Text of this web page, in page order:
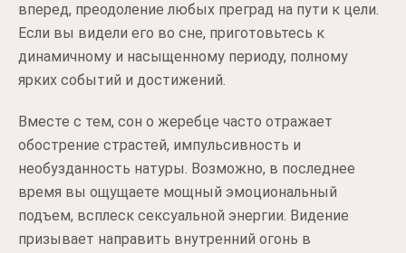
вперед, преодоление любых преград на пути к цели.
Если вы видели его во сне, приготовьтесь к
динамичному и насыщенному периоду, полному
ярких событий и достижений.
Вместе с тем, сон о жеребце часто отражает
обострение страстей, импульсивность и
необузданность натуры. Возможно, в последнее
время вы ощущаете мощный эмоциональный
подъем, всплеск сексуальной энергии. Видение
призывает направить внутренний огонь в